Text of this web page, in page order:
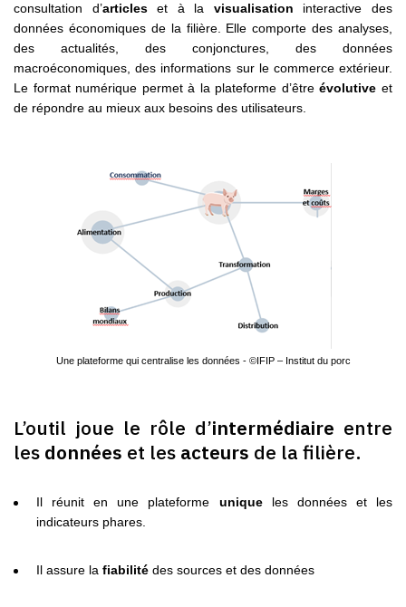
consultation d’articleset à la visualisation interactive des
données économiques de la filière. Elle comporte des analyses,
des actualités, des conjonctures, des données
macroéconomiques, des informations sur le commerce extérieur.
Le format numérique permet à la plateforme d’êtreévolutive et
de répondre au mieux aux besoins des utilisateurs.
Une plateforme qui centralise les données - ©IFIP – Institut du porc
L’outil joue le rôle d’intermédiaire entre
les données et les acteurs de la filière.
Il réunit en une plateforme uniqueles données et les
indicateurs phares.
Il assure la fiabilité des sources et des données